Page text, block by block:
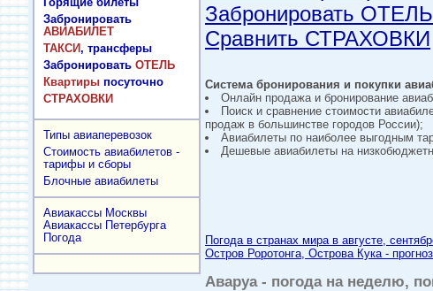
Забронировать
АВИАБИЛЕТ
ТАКСИ, трансферы
Забронировать ОТЕЛЬ
Квартиры посуточно
СТРАХОВКИ
Типы авиаперевозок
Стоимость авиабилетов -
тарифы и сборы
Блочные авиабилеты
Авиакассы Москвы
Авиакассы Петербурга
Погода
Забронировать ОТЕЛЬ
Сравнить СТРАХОВКИ
Система бронирования и покупки
Онлайн продажа и бронирование
Поиск и сравнение стоимости
продаж в большинстве городов России);
Авиабилеты по наиболее выгодным
Дешевые авиабилеты на
Погода в странах мира в августе,
Остров Роротонга, Острова Кука -
Аваруа - погода на неделю,